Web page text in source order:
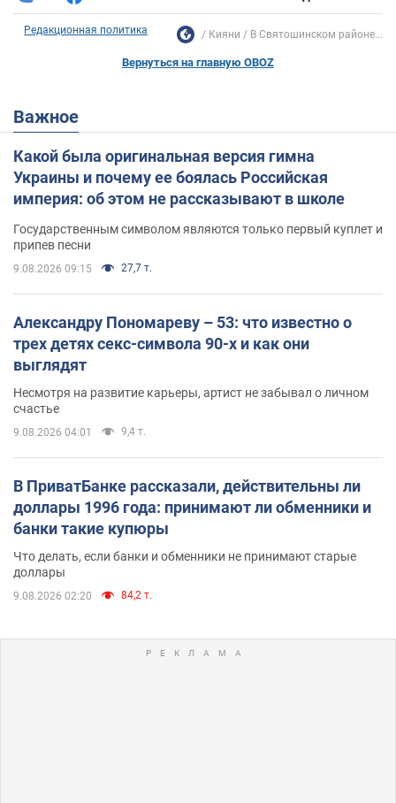
Редакционная политика Кияни В Святошинском районе...
Вернуться на главную OBOZ
Важное
Какой была оригинальная версия гимна
Украины и почему ее боялась Российская
империя: об этом не рассказывают в школе
Государственным символом являются только первый куплет и
припев песни
9.08.2026 09:15 27,7 т.
Александру Пономареву – 53: что известно о
трех детях секс-символа 90-х и как они
выглядят
Несмотря на развитие карьеры, артист не забывал о личном
счастье
9.08.2026 04:01 9,4 т.
В ПриватБанке рассказали, действительны ли
доллары 1996 года: принимают ли обменники и
банки такие купюры
Что делать, если банки и обменники не принимают старые
доллары
9.08.2026 02:20 84,2 т.